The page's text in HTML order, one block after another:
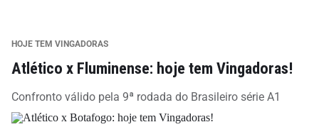
HOJE TEM VINGADORAS
Atlético x Fluminense: hoje tem Vingadoras!
Confronto válido pela 9ª rodada do Brasileiro série A1